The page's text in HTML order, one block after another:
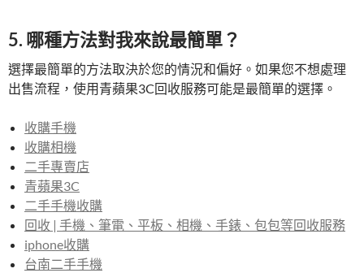
5. 哪種方法對我來說最簡單？
選擇最簡單的方法取決於您的情況和偏好。如果您不想處理
出售流程，使用青蘋果3C回收服務可能是最簡單的選擇。
收購手機
收購相機
二手專賣店
青蘋果3C
二手手機收購
回收 | 手機、筆電、平板、相機、手錶、包包等回收服務
iphone收購
台南二手手機